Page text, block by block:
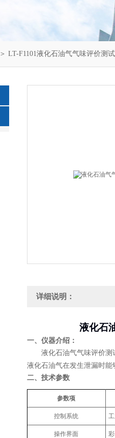
＞ LT-F1101液化石油气气味评价测
详细说明：
液化石
一、 仪器介绍：
液化石油气气味评价测
液化石油气在发生泄漏时
二、技术参数
参数项
控制系统
操作界面